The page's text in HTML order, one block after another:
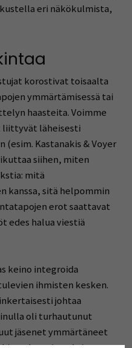
eri näkökulmista,
korostivat toisaalta
ymmärtämisessä tai
haasteita. Voimme
liittyvät läheisesti
Kastanakis & Voyer
siihen, miten
mitä
kanssa, sitä helpommin
erot saattavat
edes halua viestiä
keino integroida
ihmisten kesken.
johtaa
oli turhautunut
jäsenet ymmärtäneet